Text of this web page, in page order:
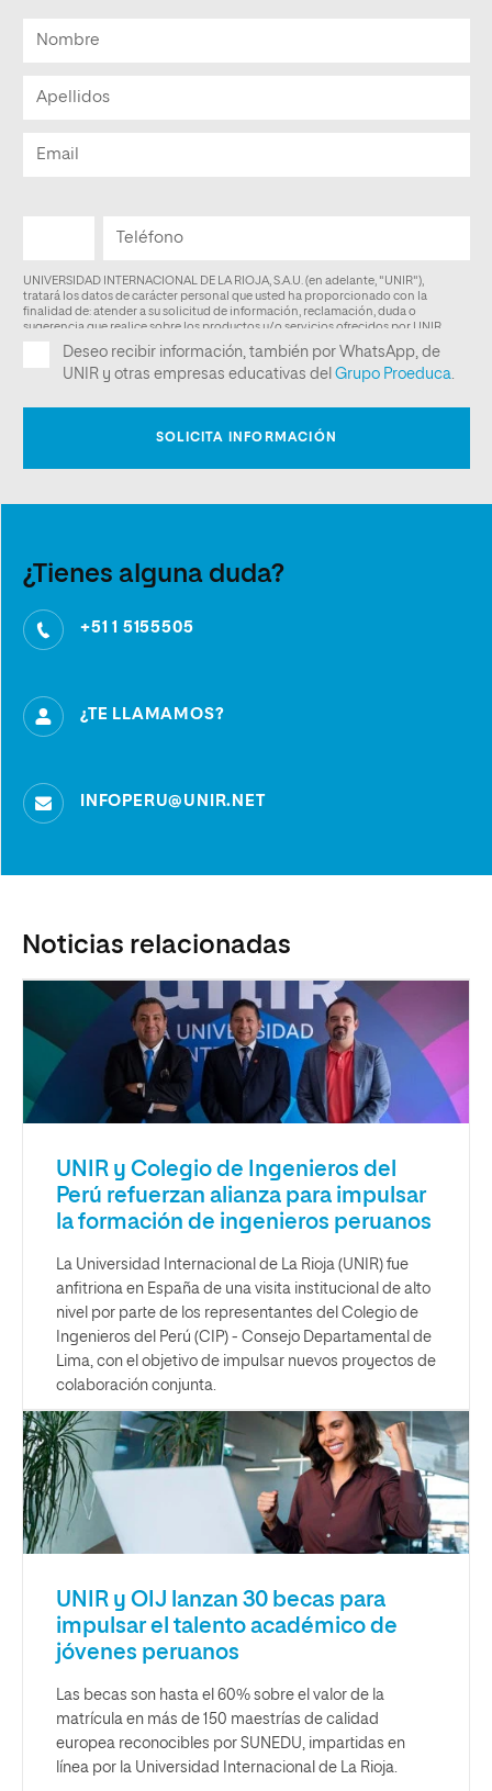
¿Tienes alguna duda?
+51 1 5155505
¿TE LLAMAMOS?
INFOPERU@UNIR.NET
Noticias relacionadas
UNIR y Colegio de Ingenieros del
Perú refuerzan alianza para impulsar
la formación de ingenieros peruanos
La Universidad Internacional de La Rioja (UNIR) fue
anfitriona en España de una visita institucional de alto
nivel por parte de los representantes del Colegio de
Ingenieros del Perú (CIP) - Consejo Departamental de
Lima, con el objetivo de impulsar nuevos proyectos de
colaboración conjunta.
UNIR y OIJ lanzan 30 becas para
impulsar el talento académico de
jóvenes peruanos
Las becas son hasta el 60% sobre el valor de la
matrícula en más de 150 maestrías de calidad
europea reconocibles por SUNEDU, impartidas en
línea por la Universidad Internacional de La Rioja.